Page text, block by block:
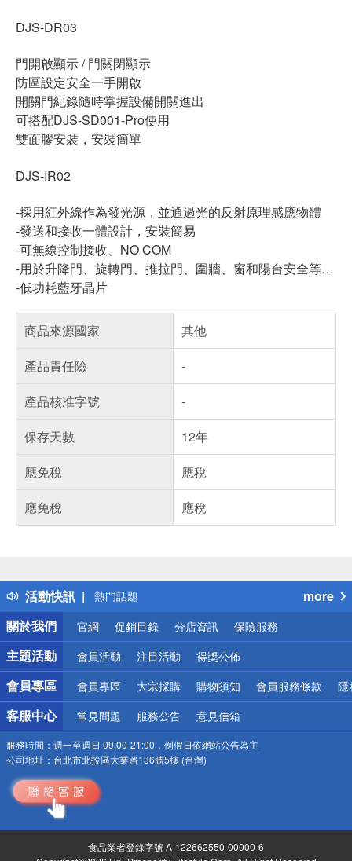
DJS-DR03
門開啟顯示 / 門關閉顯示
防區設定安全一手開啟
開關門紀錄隨時掌握設備開關進出
可搭配DJS-SD001-Pro使用
雙面膠安裝，安裝簡單
DJS-IR02
-採用紅外線作為發光源，並通過光的反射原理感應物體
-發送和接收一體設計，安裝簡易
-可無線控制接收、NO COM
-用於升降門、旋轉門、推拉門、圍牆、窗和陽台安全等…
-低功耗藍牙晶片
商品來源國家
其他
產品責任險
-
產品核准字號
-
保存天數
12年
應免稅
應稅
應免稅
應稅
活動快訊
得獎公告
熱門話題
銀行優惠
偏遠地區配送
詐騙網頁！請小心！
more
關於我們
官網 促銷目錄 分店資訊 保險服務
主題活動 會員活動 注目活動 得獎公佈
會員專區 會員專區 大宗採購 購物須知 會員服務條款 隱
客服中心 常見問題 服務公告 意見信箱
服務時間： 週一至週日 09:00-21:00，例假日依網站公告為主
公司地址： 台北市北投區大業路136號5樓 (台灣)
食品業者登錄字號 A-122662550-00000-6